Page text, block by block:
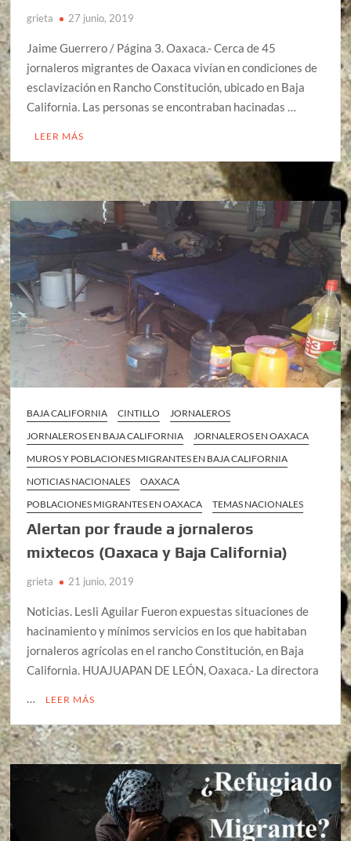
grieta 27 junio, 2019
Jaime Guerrero / Página 3. Oaxaca.- Cerca de 45
jornaleros migrantes de Oaxaca vivían en condiciones de
esclavización en Rancho Constitución, ubicado en Baja
California. Las personas se encontraban hacinadas …
LEER MÁS
BAJA CALIFORNIA CINTILLO
JORNALEROS
JORNALEROS EN BAJA CALIFORNIA
JORNALEROS EN OAXACA
MUROS Y POBLACIONES MIGRANTES EN BAJA CALIFORNIA
NOTICIAS NACIONALES
OAXACA
POBLACIONES MIGRANTES EN OAXACA
TEMAS NACIONALES
Alertan por fraude a jornaleros
mixtecos (Oaxaca y Baja California)
grieta 21 junio, 2019
Noticias. Lesli Aguilar Fueron expuestas situaciones de
hacinamiento y mínimos servicios en los que habitaban
jornaleros agrícolas en el rancho Constitución, en Baja
California. HUAJUAPAN DE LEÓN, Oaxaca.- La directora
…
LEER MÁS